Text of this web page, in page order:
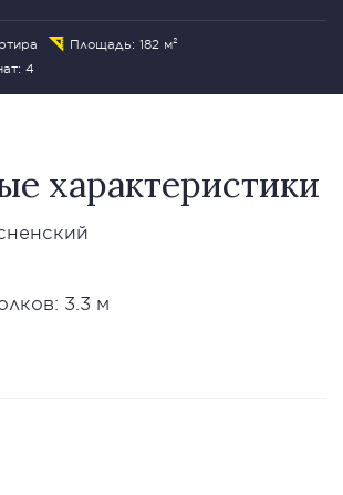
Площадь: 182 м²
4
характеристики
3.3 м